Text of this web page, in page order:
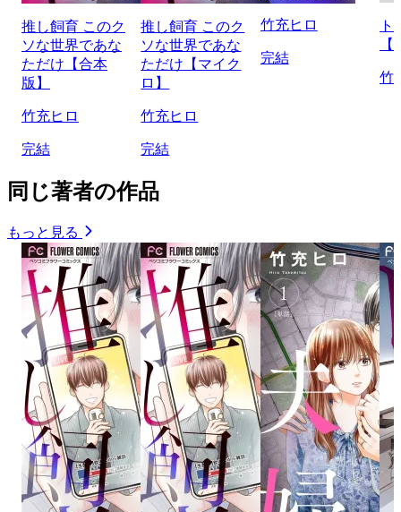
推し飼育 このク
ソな世界であな
ただけ【合本
版】
竹充ヒロ
完結
推し飼育 このク
ソな世界であな
ただけ【マイク
ロ】
竹充ヒロ
完結
竹充ヒロ
完結
ト
竹
同じ著者の作品
もっと見る